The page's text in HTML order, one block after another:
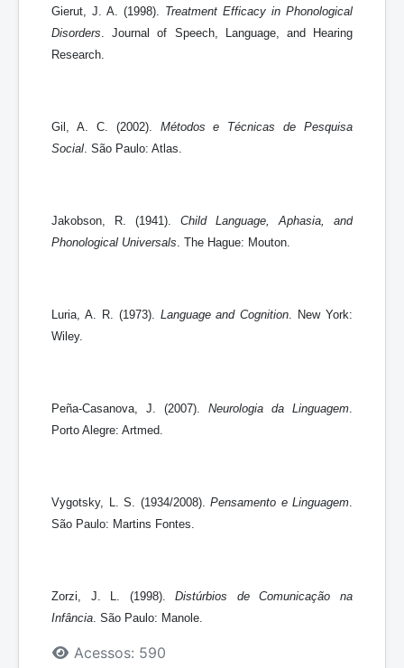
Gierut, J. A. (1998). Treatment Efficacy in Phonological
Disorders . Journal of Speech, Language, and Hearing
Research.
Gil, A. C. (2002). Métodos e Técnicas de Pesquisa
Social . São Paulo: Atlas.
Jakobson, R. (1941). Child Language, Aphasia, and
Phonological Universals . The Hague: Mouton.
Luria, A. R. (1973). Language and Cognition . New York:
Wiley.
Peña-Casanova, J. (2007). Neurologia da Linguagem
Porto Alegre: Artmed.
Vygotsky, L. S. (1934/2008). Pensamento e Linguagem
São Paulo: Martins Fontes.
Zorzi, J. L. (1998).Distúrbios de Comunicação na
Infância . São Paulo: Manole.
Detalhes
Acessos: 590